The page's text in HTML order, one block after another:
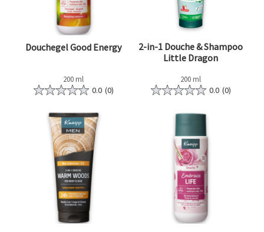
Douchegel Good Energy
200 ml
0.0 (0)
2-in-1 Douche & Shampoo
Little Dragon
200 ml
0.0 (0)